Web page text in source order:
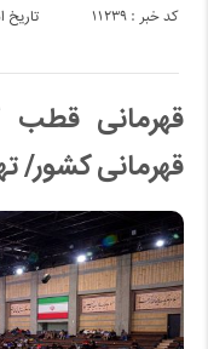
تاریخ کد خبر : 11239
قهرمانی قطب
قهرمانی کشور/